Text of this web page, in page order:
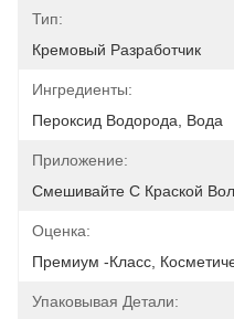
Тип:
Кремовый Разработчик
Ингредиенты:
Пероксид Водорода, Вода
Приложение:
Смешивайте С Краской
Оценка:
Премиум -класс,
Упаковывая Детали: